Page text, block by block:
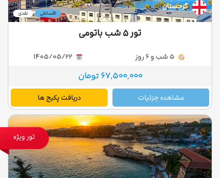
گرجستان
نقدی اقساطی
تور ۵ شب باتومی
67,500,000 تومان
مشاهده جزئیات دریافت پکیج ها
تور ویژه